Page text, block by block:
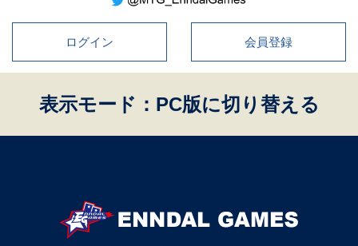
ログイン 会員登録
表示モード：PC版に切り替える